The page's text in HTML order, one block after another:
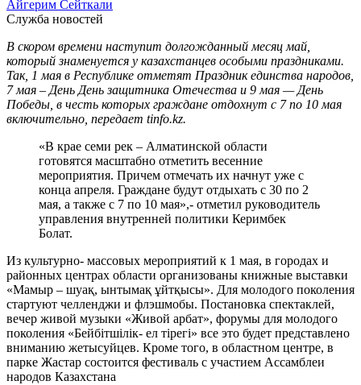
Айгерим Сейткали
Служба новостей
В скором времени наступит долгожданный месяц май,
который знаменуется у казахстанцев особыми праздниками.
Так, 1 мая в Республике отметят Праздник единства народов,
7 мая – День День защитника Отечества и 9 мая — День
Победы, в честь которых граждане отдохнут с 7 по 10 мая
включительно, передает tinfo.kz.
«В крае семи рек – Алматинской области
готовятся масштабно отметить весенние
мероприятия. Причем отмечать их начнут уже с
конца апреля. Граждане будут отдыхать с 30 по 2
мая, а также с 7 по 10 мая»,- отметил руководитель
управления внутренней политики Керимбек
Болат.
Из культурно- массовых мероприятий к 1 мая, в городах и
районных центрах области организованы книжные выставки
«Мамыр – шуақ, ынтымақ ұйтқысы». Для молодого поколения
стартуют челленджи и флэшмобы. Постановка спектаклей,
вечер живой музыки «Живой арбат», форумы для молодого
поколения «Бейбітшілік- ел тірегі» все это будет представлено
вниманию жетысуйцев. Кроме того, в областном центре, в
парке Жастар состоится фестиваль с участием Ассамблеи
народов Казахстана